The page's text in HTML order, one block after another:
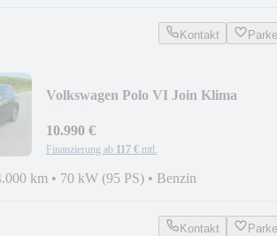
Kontakt
Volkswagen Polo VI Join Klima
10.990 €
Finanzierung ab 117 € mtl.
km • 70 kW (95 PS) • Benzin
Kontakt